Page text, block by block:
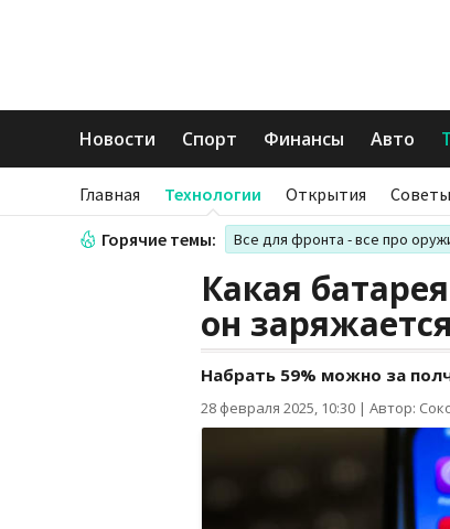
Новости Спорт Финансы Авто
Главная Технологии Открытия Советы
Горячие темы: Все для фронта - все про
Какая
он заряжается
Набрать 59% можно за
28 февраля 2025, 10:30 | Автор: